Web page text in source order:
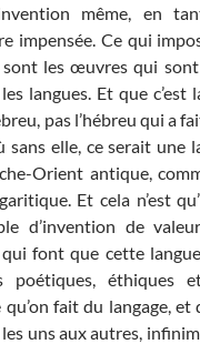
même, en
impensée. Ce qui
sont les œuvres qui
langues. Et que c’est
pas l’hébreu qui a
sans elle, ce serait une
Orient antique,
Et cela n’est
d’invention de
font que cette
poétiques, éthiques
qu’on fait du langage, et
uns aux autres,